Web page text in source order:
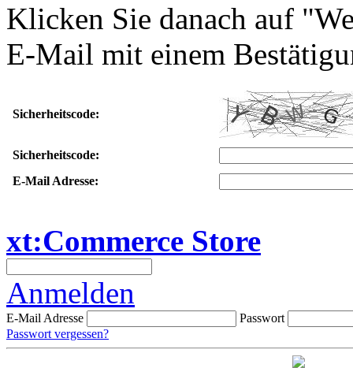
Klicken Sie danach auf
E-Mail mit einem
Sicherheitscode:
Sicherheitscode:
E-Mail Adresse:
xt:Commerce Store
Anmelden
E-Mail Adresse
Passwort
Passwort vergessen?